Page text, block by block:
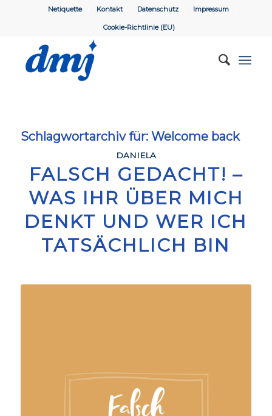
Netiquette Kontakt Datenschutz Impressum
Cookie-Richtlinie (EU)
Schlagwortarchiv für: Welcome back
DANIELA
FALSCH GEDACHT! –
WAS IHR ÜBER MICH
DENKT UND WER ICH
TATSÄCHLICH BIN